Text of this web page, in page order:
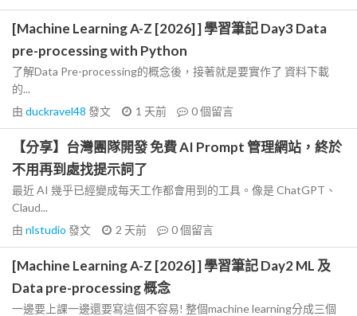
[Machine Learning A-Z [2026] ] 學習筆記 Day3 Data
pre-processing with Python
了解Data Pre-processing的概念後，接著就是要實作了 資料下載
的...
由 duckravel48 發文 1 天前 0個留言
【分享】台灣團隊開發 免費 AI Prompt 管理網站，終於
不用再到處找提示詞了
最近 AI 幾乎已經變成每天工作都會用到的工具。像是 ChatGPT、
Claud...
由 nlstudio 發文 2 天前 0個留言
[Machine Learning A-Z [2026] ] 學習筆記 Day2 ML 及
Data pre-processing 概念
一邊要上課一邊還要寫這個不容易! 整個machine learning分成三個